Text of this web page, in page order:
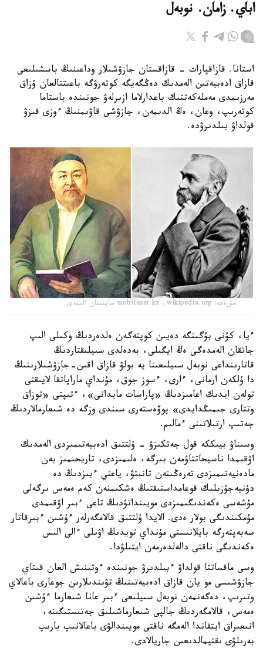
اباي. زامان. نوبەل
استانا. قازاقپارات - قازاقستان جازۋشىلار وداعىنىڭ باسشىلىعى
قازاق ادەبيەتىن الەمدىك دەڭگەيگە كوتەرۋگە باعىتتالعان ۇزاق
مەرزىمدى مەملەكەتتىك باعدارلاما ازىرلەۋ جونىندە باستاما
كوتەرىپ، وعان، ەڭ الدىمەن، جازۋشى قاۋىمنىڭ ءوزى قىزۋ
قولداۋ بىلدىرۋدە.
سۋرەت: mobilaser.kz ،wikipedia.org سايتىنان الىندى
ءيا، كۇنى بۇگىنگە دەيىن كوپتەگەن ەلدەردىڭ وكىلى الىپ
جاتقان الەمدەگى ەڭ ايگىلى، بەدەلدى سىيلىقتاردىڭ
قاتارىنداعى نوبەل سىيلىعىنا يە بولۋ قازاق اقىن-جازۋشىلارىنىڭ
دا ۇلكەن ارمانى، ءارى، ءسوز جوق، مۇنداي ماراپاتقا لايىقتى
تولەن ابدىك اعامىزدىڭ «پاراسات مايدانى»، ءتىپتى «توزاق
وتتارى جىمىڭدايدى» پوۆەستەرى سىندى وزگە دە شىعارمالاردىڭ
جەتىپ ارتىلاتىنى ءمالىم.
وسىناۋ بيىككە قول جەتكىزۋ - ۇلتتىق ادەبيەتىمىزدى الەمدىك
اۋقىمدا ناسيحاتتاۋمەن بىرگە، ەلىمىزدى، تاريحىمىز بەن
مادەنيەتىمىزدى تەرەڭىنەن تانىتۋ، ياعني ءبىزدىڭ دە
دۇنيەجۇزىلىك قوعامداستىقتىڭ ەشكىمنەن كەم ەمەس ىرگەلى
مۇشەسى ەكەندىگىمىزدى مويىنداتۋدىڭ تاعى ءبىر اۋقىمدى
مۇمكىندىگى بولار ەدى. الايدا ۇلتتىق قالامگەرلەر ءۇشىن ءبىرقاتار
سەبەپتەرگە بايلانىستى مۇنداي تويدىڭ اۋىلى ءالى الىس
ەكەندىگى ناقتى دالەلدەرمەن ايتىلۋدا.
وسى ماقساتتا قولداۋ ءبىلدىرۋ جونىندە ءوتىنىش العان قىتاي
جازۋشىسى مو يان قازاق ادەبيەتىنىڭ تۋىندىلارىن جوعارى باعالاي
وتىرىپ، دەگەنمەن نوبەل سىيلىعى ءبىر عانا شىعارما ءۇشىن
ەمەس، قالامگەردىڭ جالپى شىعارماشىلىق جەتىستىگىنە،
انىعىراق ايتقاندا الەمگە ناقتى مويىندالۋى باعالانىپ بارىپ
بەرىلۋى ىقتيمالدىعىن جاريالادى.